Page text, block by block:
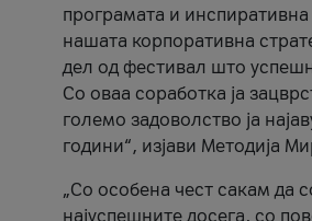
програмата и инспиративна
нашата корпоративна
дел од фестивал што
Со оваа соработка ја
големо задоволство ја
години“, изјави Методија
„Со особена чест сакам да
најуспешните досега, со